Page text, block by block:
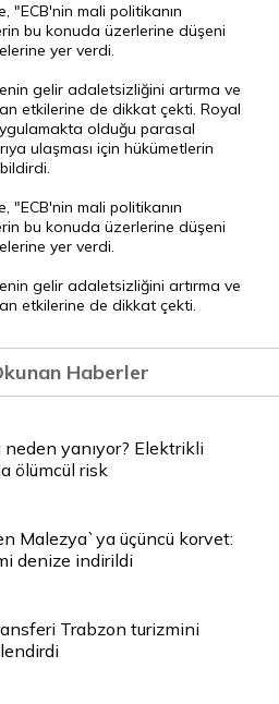
"ECB'nin mali politikanın
bu konuda üzerlerine düşeni
yer verdi.
gelir adaletsizliğini artırma ve
etkilerine de dikkat çekti. Royal
olduğu parasal
ulaşması için hükümetlerin
"ECB'nin mali politikanın
bu konuda üzerlerine düşeni
yer verdi.
gelir adaletsizliğini artırma ve
etkilerine de dikkat çekti.
Haberler
yanıyor? Elektrikli
ölümcül risk
Malezya`ya üçüncü korvet:
denize indirildi
Trabzon turizmini